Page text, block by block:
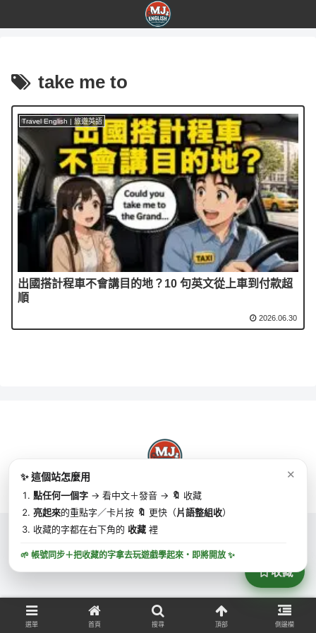
take me to
Travel English | 旅遊英語
出國搭計程車不會講目的地？10 句英文從上車到付款超
順
2026.06.30
Copyright © 2025 MJ英語 | MJ English All Rights Reserved.
選單 首頁 搜尋 頂部 側邊欄
收藏
✨ 這個站怎麼用
點任何一個字 → 看中文＋發音 → 🔖 收藏
亮起來的重點字／卡片按 🔖 更快（片語整組收）
收藏的字都在右下角的 收藏 裡
🌱 帳號同步＋把收藏的字拿去玩遊戲學起來・ 即將開放 ✨
✕